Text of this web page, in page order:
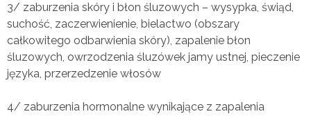
3/ zaburzenia skóry i błon śluzowych – wysypka, świąd,
suchość, zaczerwienienie, bielactwo (obszary
całkowitego odbarwienia skóry), zapalenie błon
śluzowych, owrzodzenia śluzówek jamy ustnej, pieczenie
języka, przerzedzenie włosów
4/ zaburzenia hormonalne wynikające z zapalenia